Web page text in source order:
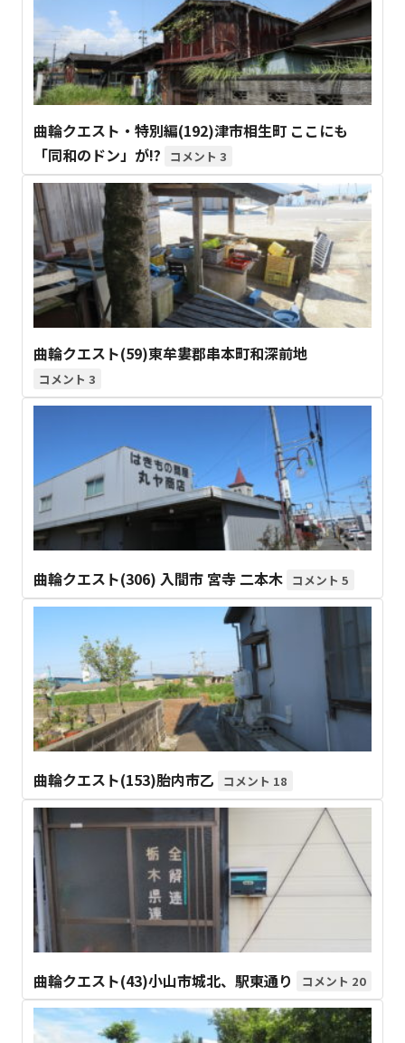
曲輪クエスト・特別編(192)津市相生町 ここにも
「同和のドン」が!?
3
曲輪クエスト(59)東牟婁郡串本町和深前地
3
曲輪クエスト(306) 入間市 宮寺 二本木 5
曲輪クエスト(153)胎内市乙 18
曲輪クエスト(43)小山市城北、駅東通り 20